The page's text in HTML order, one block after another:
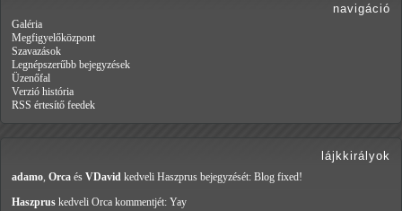
navigáció
Galéria
Megfigyelőközpont
Szavazások
Legnépszerűbb bejegyzések
Üzenőfal
Verzió história
RSS értesítő feedek
lájkkirályok
adamo Orca és VDavid kedveli Haszprus bejegyzését: Blog fixed!
Haszprus kedveli Orca kommentjét: Yay